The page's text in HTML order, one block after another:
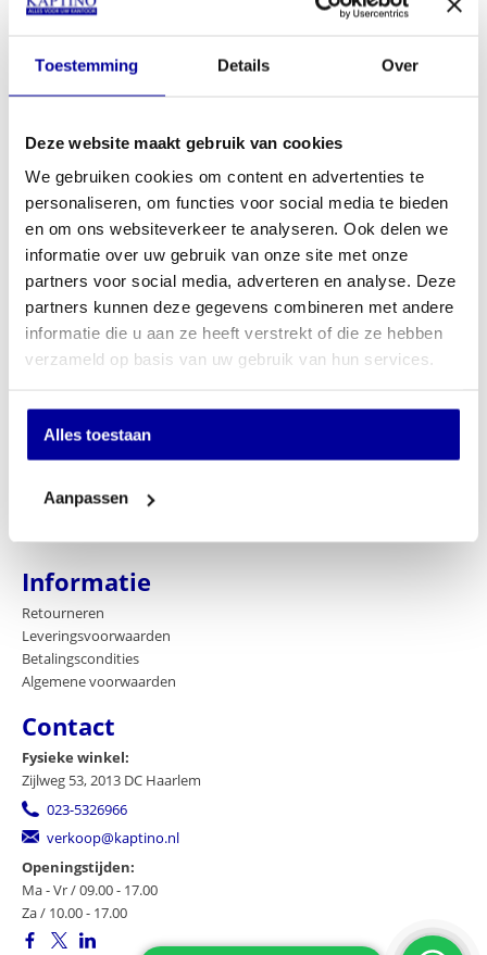
Toestemming Details Over
Deze website maakt gebruik van cookies
We gebruiken cookies om content en advertenties te
personaliseren, om functies voor social media te bieden
en om ons websiteverkeer te analyseren. Ook delen we
informatie over uw gebruik van onze site met onze
partners voor social media, adverteren en analyse. Deze
partners kunnen deze gegevens combineren met andere
informatie die u aan ze heeft verstrekt of die ze hebben
verzameld op basis van uw gebruik van hun services.
Alles toestaan
Aanpassen
achter te laten.
E-mailadres
Ons assortiment
Bureaustoelen
Kantoormachines
Kantoormeubelen
Kasregisters
Kluizen
Over Kaptino
Over ons
Bedrijfsgegevens
Informatie
Retourneren
Leveringsvoorwaarden
Betalingscondities
Algemene voorwaarden
Contact
Fysieke winkel:
Zijlweg 53, 2013 DC Haarlem
023-5326966
verkoop@kaptino.nl
Openingstijden:
Ma - Vr / 09.00 - 17.00
Za / 10.00 - 17.00